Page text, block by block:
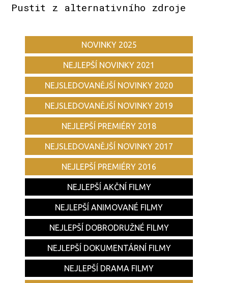
Pustit z alternativního zdroje
NOVINKY 2025
NEJLEPŠÍ NOVINKY 2021
NEJSLEDOVANĚJŠÍ NOVINKY 2020
NEJSLEDOVANĚJŠÍ NOVINKY 2019
NEJLEPŠÍ PREMIÉRY 2018
NEJSLEDOVANĚJŠÍ NOVINKY 2017
NEJLEPŠÍ PREMIÉRY 2016
NEJLEPŠÍ AKČNÍ FILMY
NEJLEPŠÍ ANIMOVANÉ FILMY
NEJLEPŠÍ DOBRODRUŽNÉ FILMY
NEJLEPŠÍ DOKUMENTÁRNÍ FILMY
NEJLEPŠÍ DRAMA FILMY